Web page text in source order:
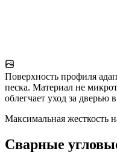
Поверхность профиля
песка. Материал не
облегчает уход за дверью
Максимальная жесткость
Сварные